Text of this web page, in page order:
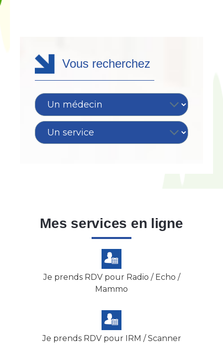
Vous recherchez
Mes services en ligne
Je prends RDV pour Radio / Echo /
Mammo
Je prends RDV pour IRM / Scanner